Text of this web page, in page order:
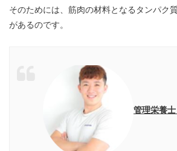
そのためには、筋肉の材料となるタンパク
があるのです。
管理栄養